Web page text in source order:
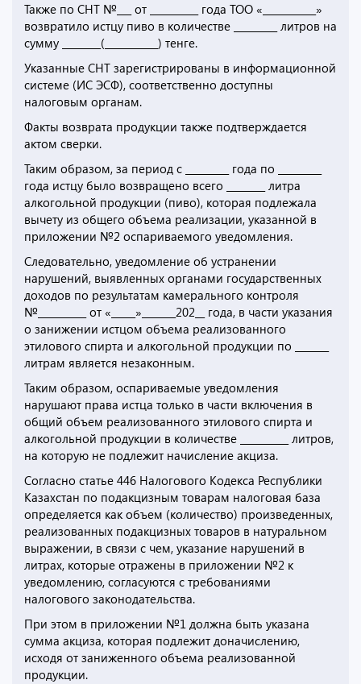
Также по СНТ №___ от __________ года ТОО «___________»
возвратило истцу пиво в количестве _________ литров на
сумму ________(___________) тенге.
Указанные СНТ зарегистрированы в информационной
системе (ИС ЭСФ), соответственно доступны
налоговым органам.
Факты возврата продукции также подтверждается
актом сверки.
Таким образом, за период с _________ года по _________
года истцу было возвращено всего ________ литра
алкогольной продукции (пиво), которая подлежала
вычету из общего объема реализации, указанной в
приложении №2 оспариваемого уведомления.
Следовательно, уведомление об устранении
нарушений, выявленных органами государственных
доходов по результатам камерального контроля
№__________ от «_____»_______202__ года, в части указания
о занижении истцом объема реализованного
этилового спирта и алкогольной продукции по _______
литрам является незаконным.
Таким образом, оспариваемые уведомления
нарушают права истца только в части включения в
общий объем реализованного этилового спирта и
алкогольной продукции в количестве __________ литров,
на которую не подлежит начисление акциза.
Согласно статье 446 Налогового Кодекса Республики
Казахстан по подакцизным товарам налоговая база
определяется как объем (количество) произведенных,
реализованных подакцизных товаров в натуральном
выражении, в связи с чем, указание нарушений в
литрах, которые отражены в приложении №2 к
уведомлению, согласуются с требованиями
налогового законодательства.
При этом в приложении №1 должна быть указана
сумма акциза, которая подлежит доначислению,
исходя от заниженного объема реализованной
продукции.